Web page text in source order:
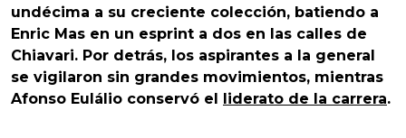
undécima a su creciente colección, batiendo a
Enric Mas en un esprint a dos en las calles de
Chiavari. Por detrás, los aspirantes a la general
se vigilaron sin grandes movimientos, mientras
Afonso Eulálio conservó el liderato de la carrera.